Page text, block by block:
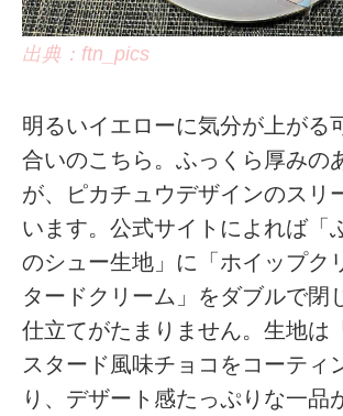
出典：ftn_pics
明るいイエローに気分が上がる
合いのこちら。ふっくら厚みの
が、ピカチュウデザインのスリ
います。公式サイトによれば「
のシュー生地」に「ホイップク
タードクリーム」をダブルで閉
仕立てがたまりません。生地は
スタード風味チョコをコーティ
り、デザート感たっぷりな一品